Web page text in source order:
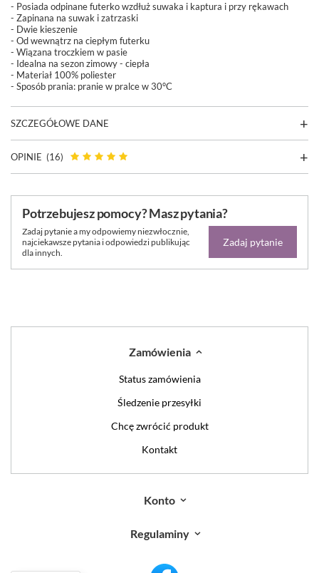
- Posiada odpinane futerko wzdłuż suwaka i kaptura i przy rękawach
- Zapinana na suwak i zatrzaski
- Dwie kieszenie
- Od wewnątrz na ciepłym futerku
- Wiązana troczkiem w pasie
- Idealna na sezon zimowy - ciepła
- Materiał 100% poliester
- Sposób prania: pranie w pralce w 30°C
SZCZEGÓŁOWE DANE
OPINIE (16)
Potrzebujesz pomocy? Masz pytania?
Zadaj pytanie a my odpowiemy niezwłocznie,
najciekawsze pytania i odpowiedzi publikując
dla innych.
Zadaj pytanie
Zamówienia
Status zamówienia
Śledzenie przesyłki
Chcę zwrócić produkt
Kontakt
Konto
Regulaminy